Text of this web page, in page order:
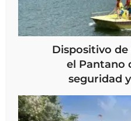
Dispositivo
el Pantano
seguridad